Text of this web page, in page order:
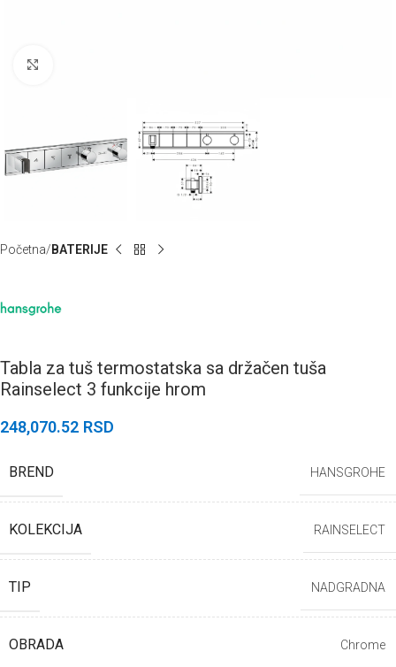
Početna BATERIJE
Tabla za tuš termostatska sa držačen tuša
Rainselect 3 funkcije hrom
248,070.52 RSD
BREND HANSGROHE
KOLEKCIJA RAINSELECT
TIP NADGRADNA
OBRADA Chrome